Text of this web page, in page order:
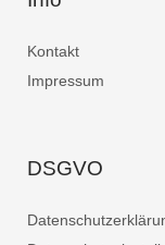
Kontakt
Impressum
DSGVO